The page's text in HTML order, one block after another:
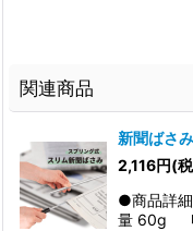
関連商品
新聞ばさみ
2,116円(
●商品詳
量 60g